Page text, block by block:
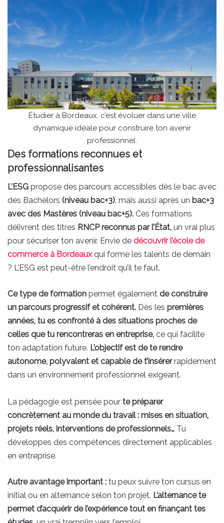
Étudier à Bordeaux, c’est évoluer dans une ville
dynamique idéale pour construire ton avenir
professionnel.
Des formations reconnues et
professionnalisantes
L’ESG propose des parcours accessibles dès le bac avec
des Bachelors (niveau bac+3), mais aussi après un bac+3
avec des Mastères (niveau bac+5). Ces formations
délivrent des titres RNCP reconnus par l’État, un vrai plus
pour sécuriser ton avenir. Envie de découvrir l’école de
commerce à Bordeaux qui forme les talents de demain
? L’ESG est peut-être l’endroit qu’il te faut.
Ce type de formation permet également de construire
un parcours progressif et cohérent. Dès les premières
années, tu es confronté à des situations proches de
celles que tu rencontreras en entreprise, ce qui facilite
ton adaptation future. L’objectif est de te rendre
autonome, polyvalent et capable de t’insérerrapidement
dans un environnement professionnel exigeant.
La pédagogie est pensée pour te préparer
concrètement au monde du travail : mises en situation,
projets réels, interventions de professionnels… Tu
développes des compétences directement applicables
en entreprise.
Autre avantage important : tu peux suivre ton cursus en
initial ou en alternance selon ton projet. L’alternance te
permet d’acquérir de l’expérience tout en finançant tes